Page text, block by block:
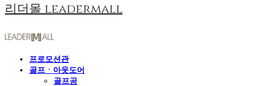
리더몰 leadermall
프로모션관
골프ㆍ아웃도어
골프공